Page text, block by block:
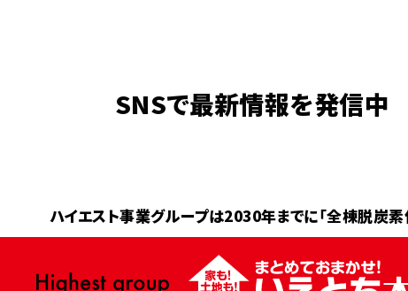
SNSで最新情報を発信中
ハイエスト事業グループは2030年までに「全棟脱炭